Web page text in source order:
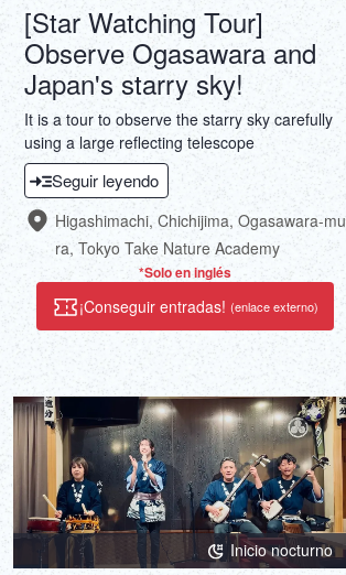
[Star Watching Tour]
Observe Ogasawara and
Japan's starry sky!
It is a tour to observe the starry sky carefully
using a large reflecting telescope
Seguir leyendo
Higashimachi, Chichijima, Ogasawara-mu
ra, Tokyo Take Nature Academy
*Solo en inglés
¡Conseguir entradas! (enlace externo)
Inicio nocturno